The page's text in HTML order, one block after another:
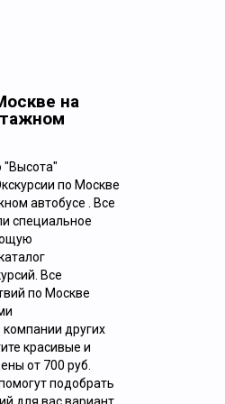
«9 ЛИЦ
1 человека
на
"Высота"
по Москве
автобусе . Все
специальное
Все
по Москве
других
красивые и
от 700 руб.
подобрать